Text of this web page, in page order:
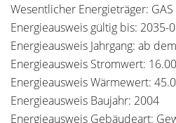
Wesentlicher Energieträger: GAS
Energieausweis gültig bis: 2035-
Energieausweis Jahrgang: ab
Energieausweis Stromwert:
Energieausweis Wärmewert:
Energieausweis Baujahr: 2004
Energieausweis Gebäudeart: